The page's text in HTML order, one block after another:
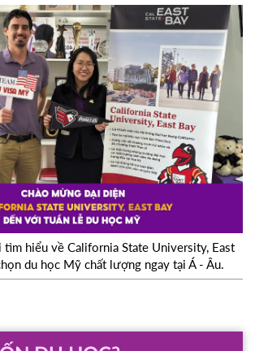
hiểu về California State University, East
du học Mỹ chất lượng ngay tại Á - Âu.